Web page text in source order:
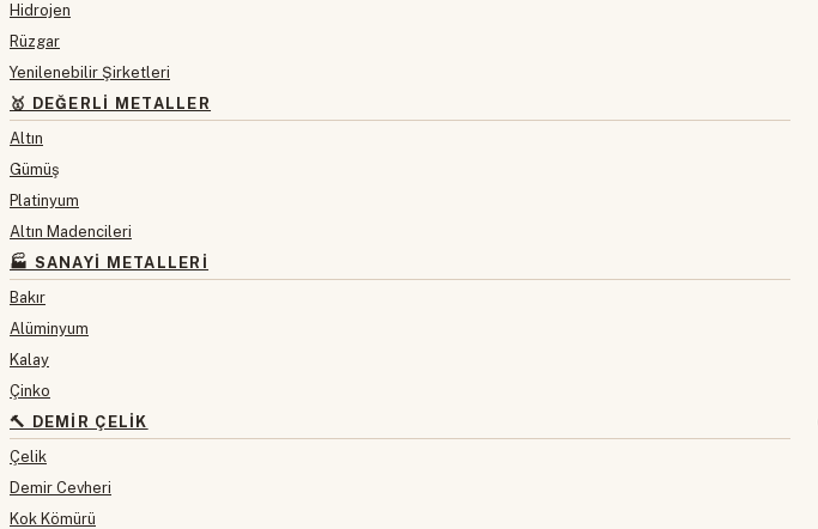
Hidrojen
Rüzgar
Yenilenebilir Şirketleri
🥇 DEĞERLI METALLER
Altın
Gümüş
Platinyum
Altın Madencileri
🏭 SANAYI METALLERI
Bakır
Alüminyum
Kalay
Çinko
🔨 DEMIR ÇELIK
Çelik
Demir Cevheri
Kok Kömürü